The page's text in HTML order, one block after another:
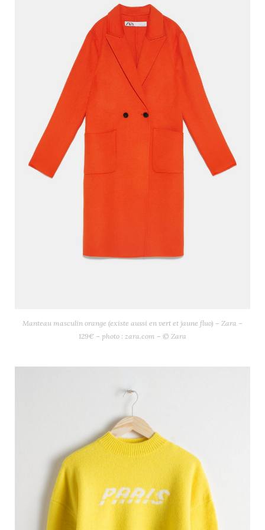
Manteau masculin orange (existe aussi en vert et jaune fluo) – Zara –
129€ – photo : zara.com – © Zara